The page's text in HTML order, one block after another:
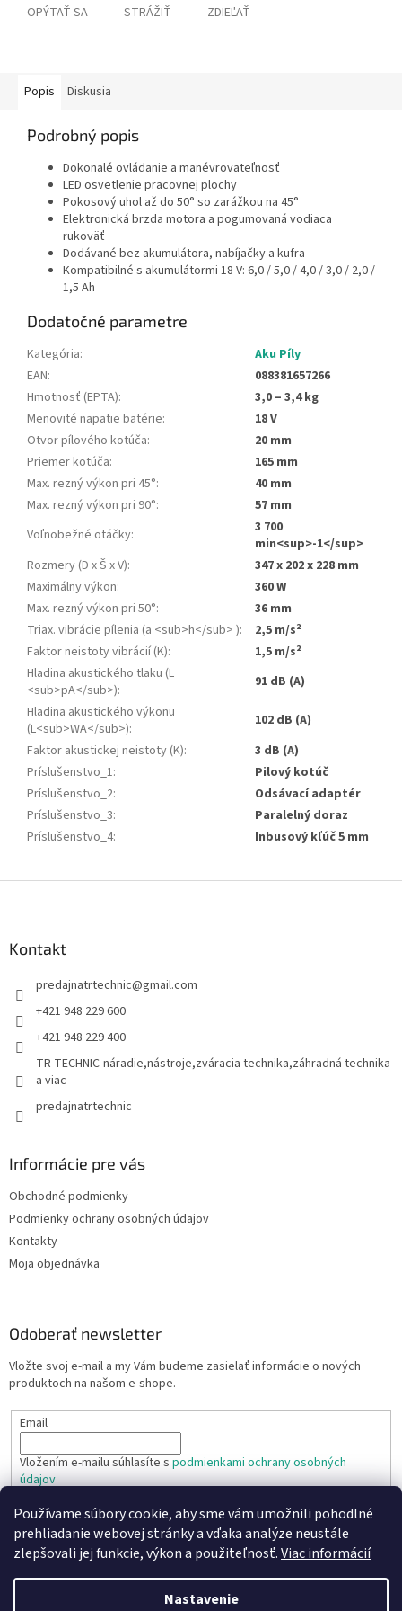
Používame súbory cookie, aby sme vám umožnili pohodlné
prehliadanie webovej stránky a vďaka analýze neustále
zlepšovali jej funkcie, výkon a použiteľnosť.Viac informácií
Nastavenie
OPÝTAŤ SA STRÁŽIŤ ZDIEĽAŤ
Popis Diskusia
Podrobný popis
Dokonalé ovládanie a manévrovateľnosť
LED osvetlenie pracovnej plochy
Pokosový uhol až do 50° so zarážkou na 45°
Elektronická brzda motora a pogumovaná vodiaca
rukoväť
Dodávané bez akumulátora, nabíjačky a kufra
Kompatibilné s akumulátormi 18 V: 6,0 / 5,0 / 4,0 / 3,0 / 2,0 /
1,5 Ah
Dodatočné parametre
Kategória:
Aku Píly
EAN:
088381657266
Hmotnosť (EPTA):
3,0 – 3,4 kg
Menovité napätie batérie:
18 V
Otvor pílového kotúča:
20 mm
Priemer kotúča:
165 mm
Max. rezný výkon pri 45°:
40 mm
Max. rezný výkon pri 90°:
57 mm
Voľnobežné otáčky:
3 700
min<sup>-1</sup>
Rozmery (D x Š x V):
347 x 202 x 228 mm
Maximálny výkon:
360 W
Max. rezný výkon pri 50°:
36 mm
Triax. vibrácie pílenia (a <sub>h</sub> ):
2,5 m/s²
Faktor neistoty vibrácií (K):
1,5 m/s²
Hladina akustického tlaku (L
<sub>pA</sub>):
91 dB (A)
Hladina akustického výkonu
(L<sub>WA</sub>):
102 dB (A)
Faktor akustickej neistoty (K):
3 dB (A)
Príslušenstvo_1:
Pilový kotúč
Príslušenstvo_2:
Odsávací adaptér
Príslušenstvo_3:
Paralelný doraz
Príslušenstvo_4: Inbusový kľúč 5 mm
Kontakt
predajnatrtechnic@gmail.com
+421 948 229 600
+421 948 229 400
TR TECHNIC-náradie,nástroje,zváracia technika,záhradná technika
a viac
predajnatrtechnic
Informácie pre vás
Obchodné podmienky
Podmienky ochrany osobných údajov
Kontakty
Moja objednávka
Odoberať newsletter
Vložte svoj e-mail a my Vám budeme zasielať informácie o nových
produktoch na našom e-shope.
Email
Vložením e-mailu súhlasíte s podmienkami ochrany osobných
údajov
PRIHLÁSIŤ SA
Vytvoril Shoptet